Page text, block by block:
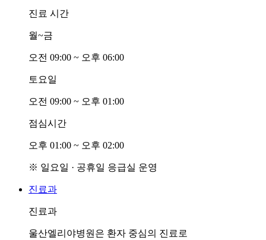
진료 시간
월~금
오전 09:00 ~ 오후 06:00
토요일
오전 09:00 ~ 오후 01:00
점심시간
오후 01:00 ~ 오후 02:00
※ 일요일 · 공휴일 응급실 운영
진료과
진료과
울산엘리야병원은 환자 중심의 진료로